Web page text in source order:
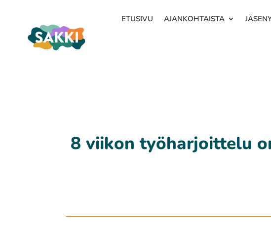
ETUSIVU AJANKOHTAISTA
8 viikon työharjoittelu